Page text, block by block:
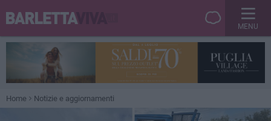
MENU
Home Notizie e aggiornamenti